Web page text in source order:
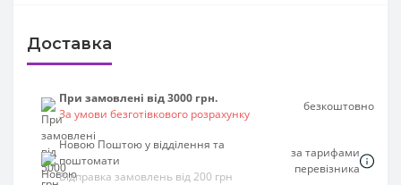
Доставка
При замовлені від 3000 грн.
За умови безготівкового розрахунку
безкоштовно
Новою Поштою у відділення та
поштомати
Відправка замовлень від 200 грн
за тарифами
перевізника